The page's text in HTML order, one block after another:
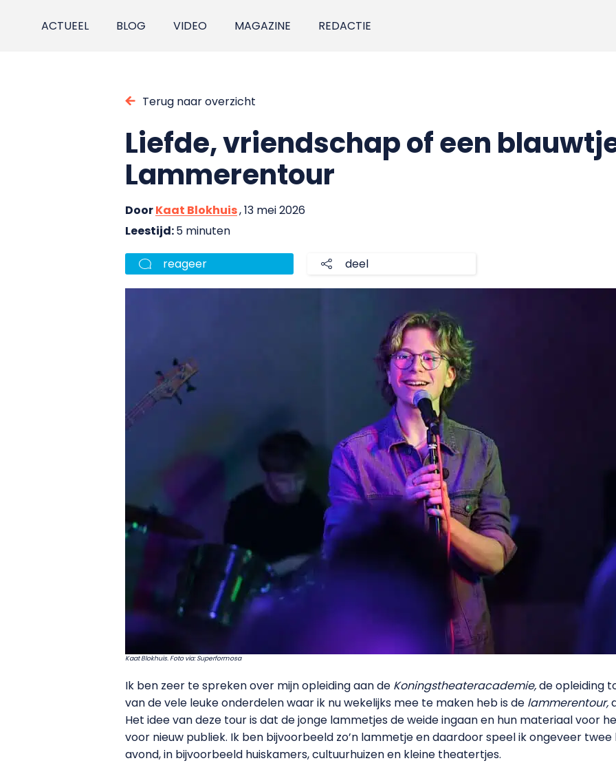
ACTUEEL BLOG VIDEO MAGAZINE REDACTIE
Terug naar overzicht
Liefde, vriendschap of een
Lammerentour
DoorKaat Blokhuis, 13 mei 2026
Leestijd:5 minuten
reageer deel
Kaat Blokhuis. Foto via: Superformosa
Ik ben zeer te spreken over mijn opleiding aan de Koningstheateracademie,de opleiding
van de vele leuke onderdelen waar ik nu wekelijks mee te maken heb is de lammerentour,
Het idee van deze tour is dat de jonge lammetjes de weide ingaan en hun materiaal voor
voor nieuw publiek. Ik ben bijvoorbeeld zo’n lammetje en daardoor speel ik ongeveer
avond, in bijvoorbeeld huiskamers, cultuurhuizen en kleine theatertjes.